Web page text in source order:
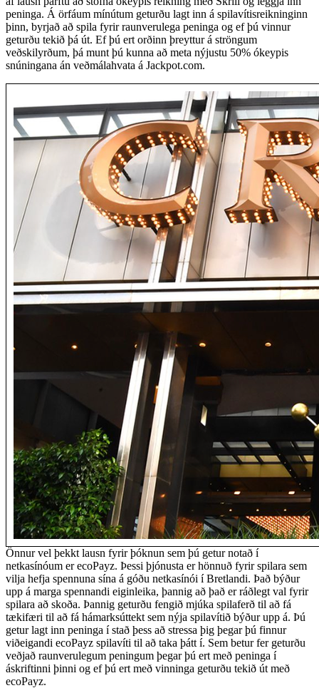
peninga. Á örfáum mínútum geturðu lagt inn á spilavítisreikninginn
þinn, byrjað að spila fyrir raunverulega peninga og ef þú vinnur
geturðu tekið þá út. Ef þú ert orðinn þreyttur á ströngum
veðskilyrðum, þá munt þú kunna að meta nýjustu 50% ókeypis
snúningana án veðmálahvata á Jackpot.com.
Önnur vel þekkt lausn fyrir þóknun sem þú getur notað í
netkasínóum er ecoPayz. Þessi þjónusta er hönnuð fyrir spilara sem
vilja hefja spennuna sína á góðu netkasínói í Bretlandi. Það býður
upp á marga spennandi eiginleika, þannig að það er ráðlegt val fyrir
spilara að skoða. Þannig geturðu fengið mjúka spilaferð til að fá
tækifæri til að fá hámarksúttekt sem nýja spilavítið býður upp á. Þú
getur lagt inn peninga í stað þess að stressa þig þegar þú finnur
viðeigandi ecoPayz spilavíti til að taka þátt í. Sem betur fer geturðu
veðjað raunverulegum peningum þegar þú ert með peninga í
áskriftinni þinni og ef þú ert með vinninga geturðu tekið út með
ecoPayz.